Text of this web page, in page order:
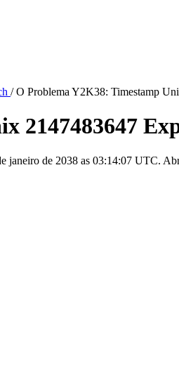
/ O Problema Y2K38: Timestamp
2147483647
de 2038 as 03:14:07 UTC.